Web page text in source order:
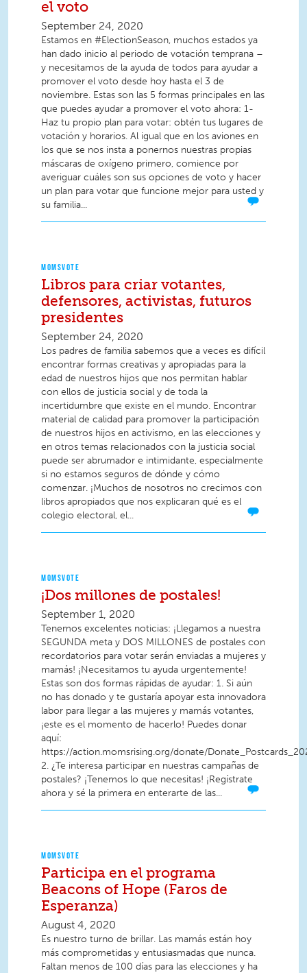
el voto
September 24, 2020
Estamos en #ElectionSeason, muchos estados ya
han dado inicio al periodo de votación temprana –
y necesitamos de la ayuda de todos para ayudar a
promover el voto desde hoy hasta el 3 de
noviembre. Estas son las 5 formas principales en las
que puedes ayudar a promover el voto ahora: 1-
Haz tu propio plan para votar: obtén tus lugares de
votación y horarios. Al igual que en los aviones en
los que se nos insta a ponernos nuestras propias
máscaras de oxígeno primero, comience por
averiguar cuáles son sus opciones de voto y hacer
un plan para votar que funcione mejor para usted y
su familia...
MOMSVOTE
Libros para criar votantes,
defensores, activistas, futuros
presidentes
September 24, 2020
Los padres de familia sabemos que a veces es difícil
encontrar formas creativas y apropiadas para la
edad de nuestros hijos que nos permitan hablar
con ellos de justicia social y de toda la
incertidumbre que existe en el mundo. Encontrar
material de calidad para promover la participación
de nuestros hijos en activismo, en las elecciones y
en otros temas relacionados con la justicia social
puede ser abrumador e intimidante, especialmente
si no estamos seguros de dónde y cómo
comenzar. ¡Muchos de nosotros no crecimos con
libros apropiados que nos explicaran qué es el
colegio electoral, el...
MOMSVOTE
¡Dos millones de postales!
September 1, 2020
Tenemos excelentes noticias: ¡Llegamos a nuestra
SEGUNDA meta y DOS MILLONES de postales con
recordatorios para votar serán enviadas a mujeres y
mamás! ¡Necesitamos tu ayuda urgentemente!
Estas son dos formas rápidas de ayudar: 1. Si aún
no has donado y te gustaría apoyar esta innovadora
labor para llegar a las mujeres y mamás votantes,
¡este es el momento de hacerlo! Puedes donar
aquí:
https://action.momsrising.org/donate/
2. ¿Te interesa participar en nuestras campañas de
postales? ¡Tenemos lo que necesitas! ¡Regístrate
ahora y sé la primera en enterarte de las...
MOMSVOTE
Participa en el programa
Beacons of Hope (Faros de
Esperanza)
August 4, 2020
Es nuestro turno de brillar. Las mamás están hoy
más comprometidas y entusiasmadas que nunca.
Faltan menos de 100 días para las elecciones y ha